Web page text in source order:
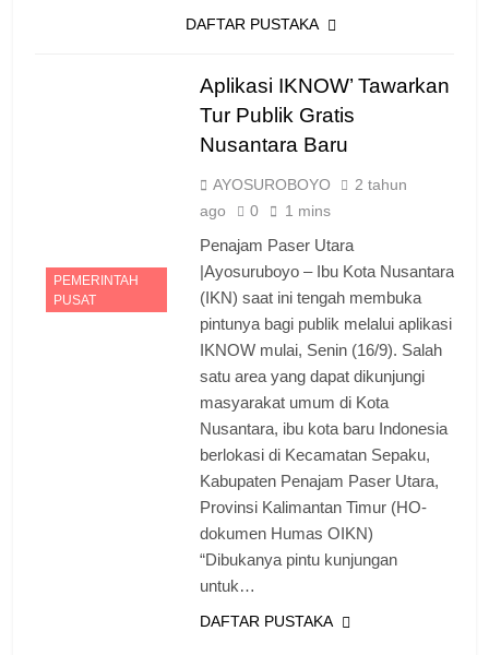
DAFTAR PUSTAKA
PEMERINTAH
PUSAT
Aplikasi IKNOW’ Tawarkan
Tur Publik Gratis
Nusantara Baru
AYOSUROBOYO
2 tahun
ago
0 1 mins
Penajam Paser Utara
|Ayosuruboyo – Ibu Kota Nusantara
(IKN) saat ini tengah membuka
pintunya bagi publik melalui aplikasi
IKNOW mulai, Senin (16/9). Salah
satu area yang dapat dikunjungi
masyarakat umum di Kota
Nusantara, ibu kota baru Indonesia
berlokasi di Kecamatan Sepaku,
Kabupaten Penajam Paser Utara,
Provinsi Kalimantan Timur (HO-
dokumen Humas OIKN)
“Dibukanya pintu kunjungan
untuk…
DAFTAR PUSTAKA